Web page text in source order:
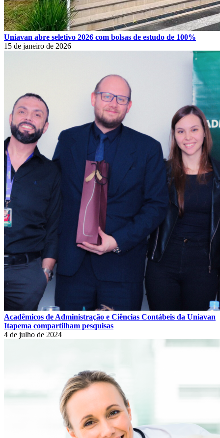
Uniavan abre seletivo 2026 com bolsas de estudo de 100%
15 de janeiro de 2026
Acadêmicos de Administração e Ciências Contábeis da Uniavan
Itapema compartilham pesquisas
4 de julho de 2024